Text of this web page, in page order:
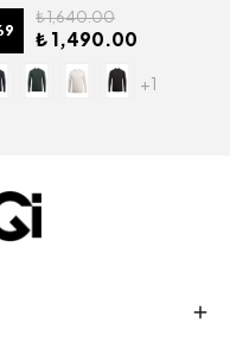
9
₺ 1,640.00
₺ 1,490.00
+1